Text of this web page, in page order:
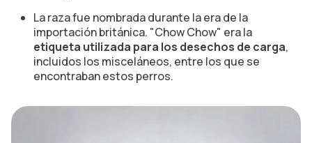
La raza fue nombrada durante la era de la
importación británica. "Chow Chow" era la
etiqueta utilizada para los desechos de carga,
incluidos los misceláneos, entre los que se
encontraban estos perros.